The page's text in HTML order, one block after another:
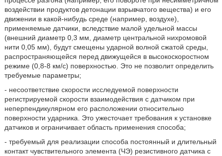
воздействии продуктов детонации взрывчатого вещества) и его
движении в какой-нибудь среде (например, воздухе),
применяемые датчики, вследствие малой удельной массы
(внешний диаметр 0,3 мм, диаметр центральной нихромовой
нити 0,05 мм), будут смещены ударной волной сжатой среды,
распространяющейся перед движущейся в высокоскоростном
режиме (0,8-8 км/с) поверхностью. Это не позволит определить
требуемые параметры;
- несоответствие скорости исследуемой поверхности
регистрируемой скорости взаимодействия с датчиком при
неперпендикулярном его расположении относительно
поверхности ударника. Это ужесточает требования к установке
датчиков и ограничивает область применения способа;
- требуемый для реализации способа постоянный и длительный
контакт чувствительного элемента (ЧЭ) резистивного датчика с